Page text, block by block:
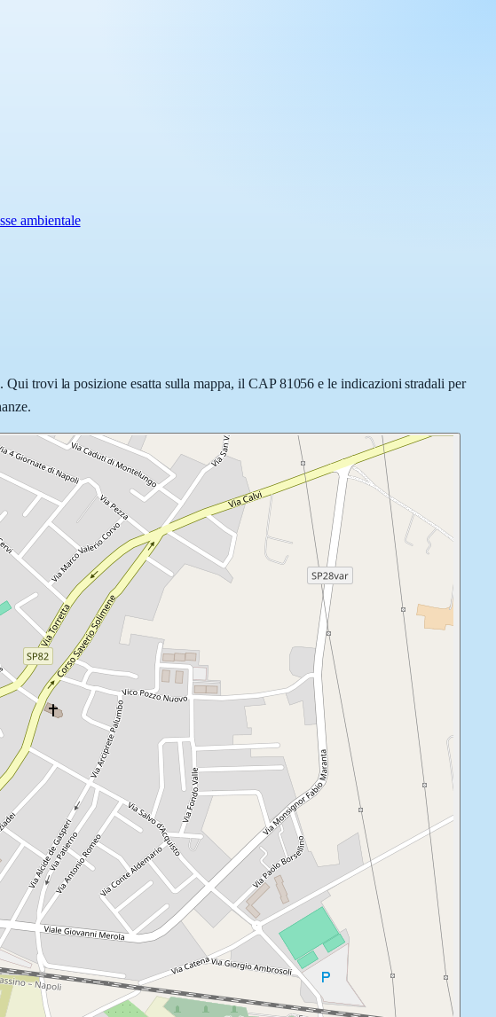
ambientale
trovi la posizione esatta sulla mappa, il CAP 81056 e le indicazioni stradali per